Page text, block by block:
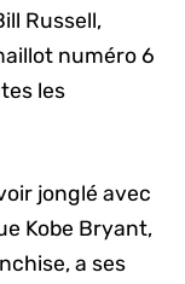
Russell,
numéro 6
les
jonglé avec
Kobe Bryant,
a ses